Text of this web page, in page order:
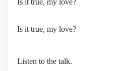
Is it true, my love?
Is it true, my love?
Listen to the talk.